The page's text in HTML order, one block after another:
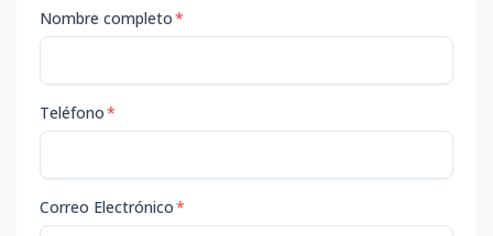
Nombre completo*
Teléfono*
Correo Electrónico*